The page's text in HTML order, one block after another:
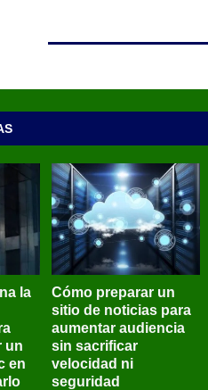
la
un
en
Cómo preparar un
sitio de noticias para
aumentar audiencia
sin sacrificar
velocidad ni
seguridad